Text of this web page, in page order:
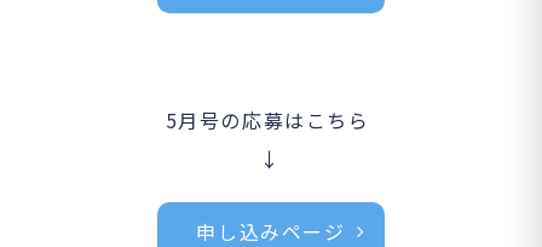
5月号の応募はこちら
↓
申し込みページ